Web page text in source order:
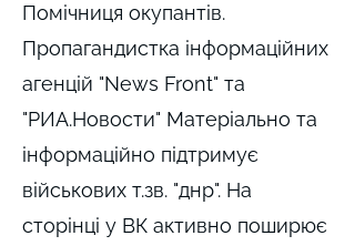
Помічниця окупантів.
Пропагандистка інформаційних
агенцій "News Front" та
"РИА.Новости" Матеріально та
інформаційно підтримує
військових т.зв. "днр". На
сторінці у ВК активно поширює